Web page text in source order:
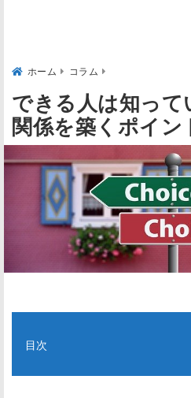
ホーム コラム
できる人は知って
関係を築くポイン
目次